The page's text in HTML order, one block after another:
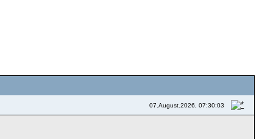
07.August.2026, 07:30:03